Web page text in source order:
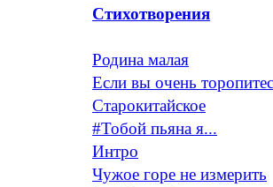
Стихотворения
Родина малая
Если вы очень
Старокитайское
#Тобой пьяна я...
Интро
Чужое горе не измерить